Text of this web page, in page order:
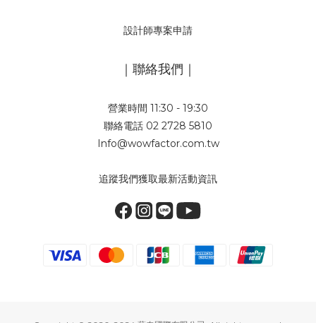
設計師專案申請
｜聯絡我們｜
營業時間 11:30 - 19:30
聯絡電話 02 2728 5810
Info@wowfactor.com.tw
追蹤我們獲取最新活動資訊